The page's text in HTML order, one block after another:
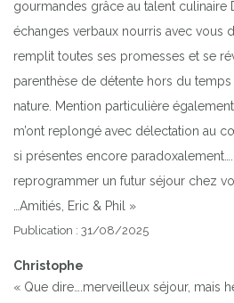
gourmandes grâce au talent culinaire
échanges verbaux nourris avec vous
remplit toutes ses promesses et se
parenthèse de détente hors du
nature. Mention particulière
m’ont replongé avec délectation au
si présentes encore
reprogrammer un futur séjour chez
…Amitiés, Eric & Phil »
Publication : 31/08/2025
Christophe
« Que dire….merveilleux séjour, mais